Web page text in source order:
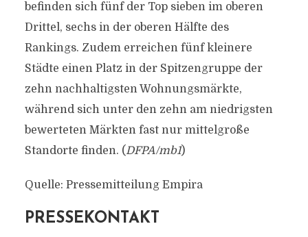
befinden sich fünf der Top sieben im oberen
Drittel, sechs in der oberen Hälfte des
Rankings. Zudem erreichen fünf kleinere
Städte einen Platz in der Spitzengruppe der
zehn nachhaltigsten Wohnungsmärkte,
während sich unter den zehn am niedrigsten
bewerteten Märkten fast nur mittelgroße
Standorte finden. (DFPA/mb1)
Quelle: Pressemitteilung Empira
PRESSEKONTAKT